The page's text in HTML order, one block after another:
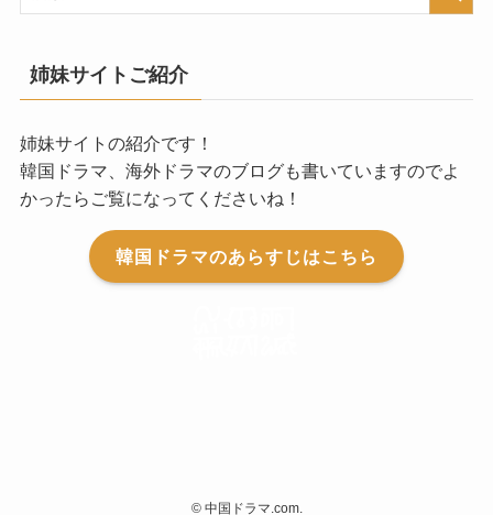
姉妹サイトご紹介
姉妹サイトの紹介です！
韓国ドラマ、海外ドラマのブログも書いていますのでよ
かったらご覧になってくださいね！
韓国ドラマのあらすじはこちら
©中国ドラマ.com.